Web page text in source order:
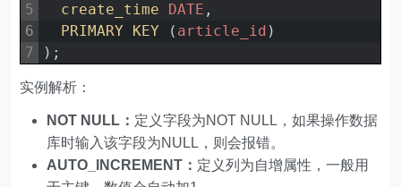
5
6
7
create_time DATE ,
PRIMARY KEY ( article_id )
) ;
实例解析：
NOT NULL： 定义字段为NOT NULL，如果操作数据
库时输入该字段为NULL，则会报错。
AUTO_INCREMENT： 定义列为自增属性，一般用